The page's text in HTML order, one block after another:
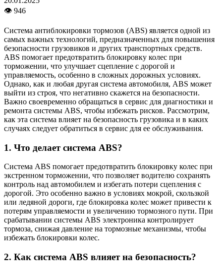
👁 946
Система антиблокировки тормозов (ABS) является одной из
самых важных технологий, предназначенных для повышения
безопасности грузовиков и других транспортных средств.
ABS помогает предотвратить блокировку колес при
торможении, что улучшает сцепление с дорогой и
управляемость, особенно в сложных дорожных условиях.
Однако, как и любая другая система автомобиля, ABS может
выйти из строя, что негативно скажется на безопасности.
Важно своевременно обращаться в сервис для диагностики и
ремонта системы ABS, чтобы избежать рисков. Рассмотрим,
как эта система влияет на безопасность грузовика и в каких
случаях следует обратиться в сервис для ее обслуживания.
1. Что делает система ABS?
Система ABS помогает предотвратить блокировку колес при
экстренном торможении, что позволяет водителю сохранять
контроль над автомобилем и избегать потери сцепления с
дорогой. Это особенно важно в условиях мокрой, скользкой
или ледяной дороги, где блокировка колес может привести к
потерям управляемости и увеличению тормозного пути. При
срабатывании системы ABS электроника контролирует
тормоза, снижая давление на тормозные механизмы, чтобы
избежать блокировки колес.
2. Как система ABS влияет на безопасность?